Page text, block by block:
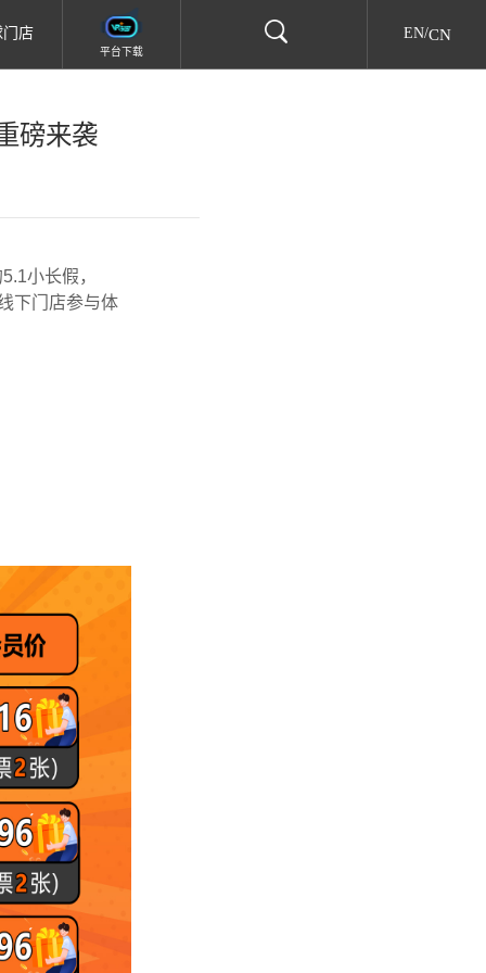
店
平台下载
EN/CN
磅来袭
小长假，
下门店参与体